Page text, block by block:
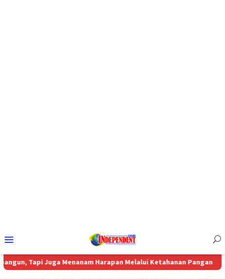
Mobile
Tapi Juga Menanam Harapan Melalui Ketahanan Pangan